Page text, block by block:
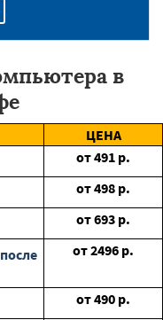
в
ЦЕНА
от491 р.
от498 р.
от693 р.
от2496 р.
от490 р.